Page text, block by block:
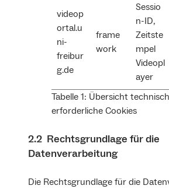
videop
ortal.u
ni-
freibur
g.de
frame
work
Sessio
n-ID,
Zeitste
mpel
Videopl
ayer
Tabelle 1: Übersicht technisch
erforderliche Cookies
2.2 Rechtsgrundlage für die
Datenverarbeitung
Die Rechtsgrundlage für die